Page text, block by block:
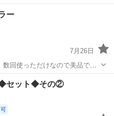
ー
7月26日
回使っただけなので美品で
の受け渡しになります。
ットグッズ 筋膜
セット◆その②